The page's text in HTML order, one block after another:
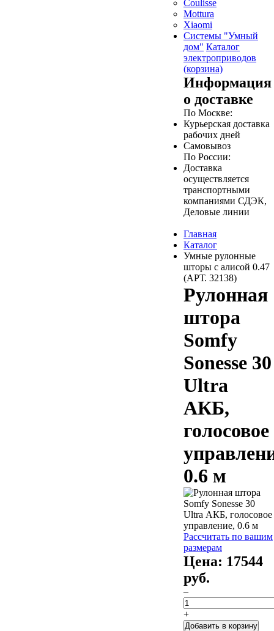
Coulisse
Mottura
Xiaomi
Системы "Умный
дом" Каталог
электроприводов
(корзина)
Информация
о доставке
По Москве:
Курьерская доставка
рабочих дней
Самовывоз
По России:
Доставка
осуществляется
транспортными
компаниями СДЭК,
Деловые линии
Главная
Каталог
Умные рулонные
шторы с алисой 0.47
(АРТ. 32138)
Рулонная
штора
Somfy
Sonesse 30
Ultra
АКБ,
голосовое
0.6 м
Рассчитать по вашим
размерам
Цена: 17544
руб.
–
+
Добавить в корзину